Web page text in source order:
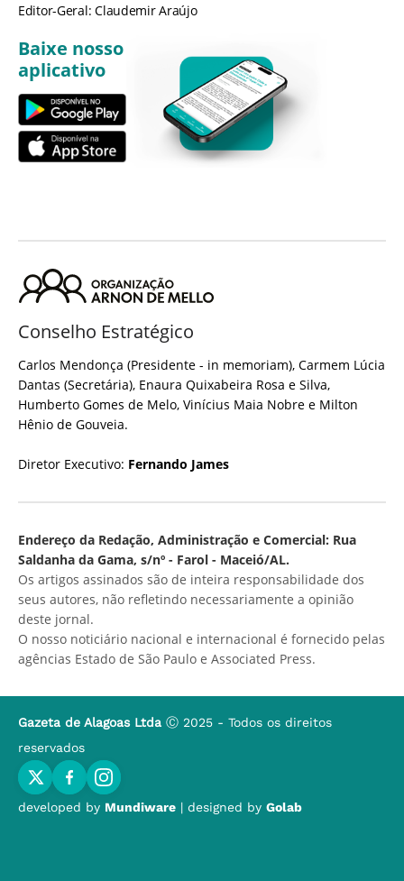
Editor-Geral: Claudemir Araújo
Baixe nosso
aplicativo
Conselho Estratégico
Carlos Mendonça (Presidente - in memoriam), Carmem Lúcia
Dantas (Secretária), Enaura Quixabeira Rosa e Silva,
Humberto Gomes de Melo, Vinícius Maia Nobre e Milton
Hênio de Gouveia.
Diretor Executivo: Fernando James
Endereço da Redação, Administração e Comercial: Rua
Saldanha da Gama, s/nº - Farol - Maceió/AL.
Os artigos assinados são de inteira responsabilidade dos
seus autores, não refletindo necessariamente a opinião
deste jornal.
O nosso noticiário nacional e internacional é fornecido pelas
agências Estado de São Paulo e Associated Press.
Gazeta de Alagoas Ltda Ⓒ 2025 - Todos os direitos
reservados
developed by Mundiware | designed by Golab